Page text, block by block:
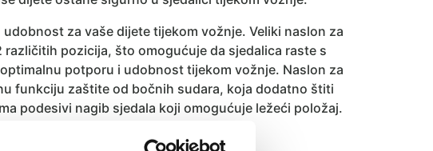
za vaše dijete tijekom vožnje. Veliki naslon za
različitih pozicija, što omogućuje da sjedalica raste s
potporu i udobnost tijekom vožnje. Naslon za
funkciju zaštite od bočnih sudara, koja dodatno štiti
podesivi nagib sjedala koji omogućuje ležeći položaj.